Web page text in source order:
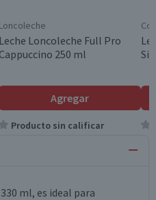
Loncoleche
Leche Loncoleche Full Pro
Cappuccino 250 ml
Agregar
Producto sin calificar
ml, es ideal para